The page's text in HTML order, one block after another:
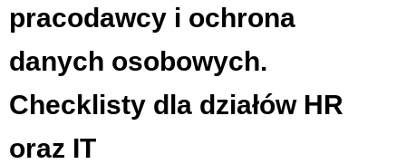
pracodawcy i ochrona
danych osobowych.
Checklisty dla działów HR
oraz IT